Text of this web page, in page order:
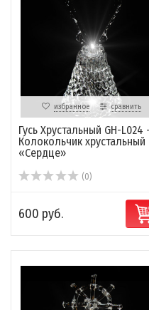
избранное сравнить
Гусь Хрустальный GH-L024 -
Колокольчик хрустальный
«Сердце»
(0)
600 руб.